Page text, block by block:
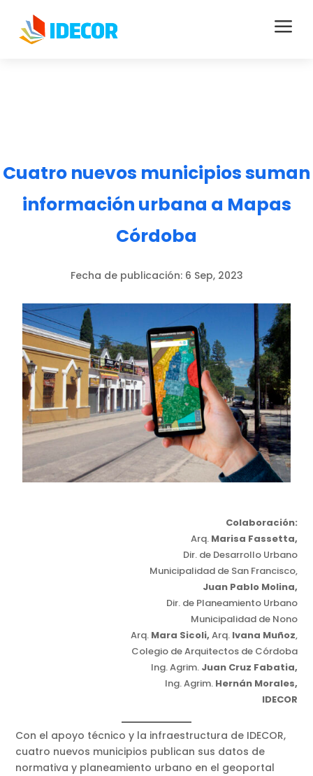
a
Cuatro nuevos municipios suman
información urbana a Mapas
Córdoba
Fecha de publicación: 6 Sep, 2023
Colaboración:
Arq. Marisa Fassetta,
Dir. de Desarrollo Urbano
Municipalidad de San Francisco,
Juan Pablo Molina,
Dir. de Planeamiento Urbano
Municipalidad de Nono
Arq. Mara Sicoli, Arq. Ivana Muñoz,
Colegio de Arquitectos de Córdoba
Ing. Agrim. Juan Cruz Fabatia,
Ing. Agrim. Hernán Morales,
IDECOR
Con el apoyo técnico y la infraestructura de IDECOR,
cuatro nuevos municipios publican sus datos de
normativa y planeamiento urbano en el geoportal